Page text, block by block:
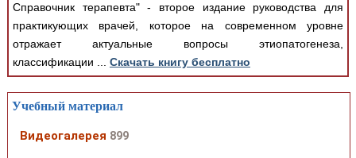
Справочник терапевта" - второе издание руководства для
практикующих врачей, которое на современном уровне
отражает актуальные вопросы этиопатогенеза,
классификации ... Скачать книгу бесплатно
Учебный материал
Видеогалерея 899